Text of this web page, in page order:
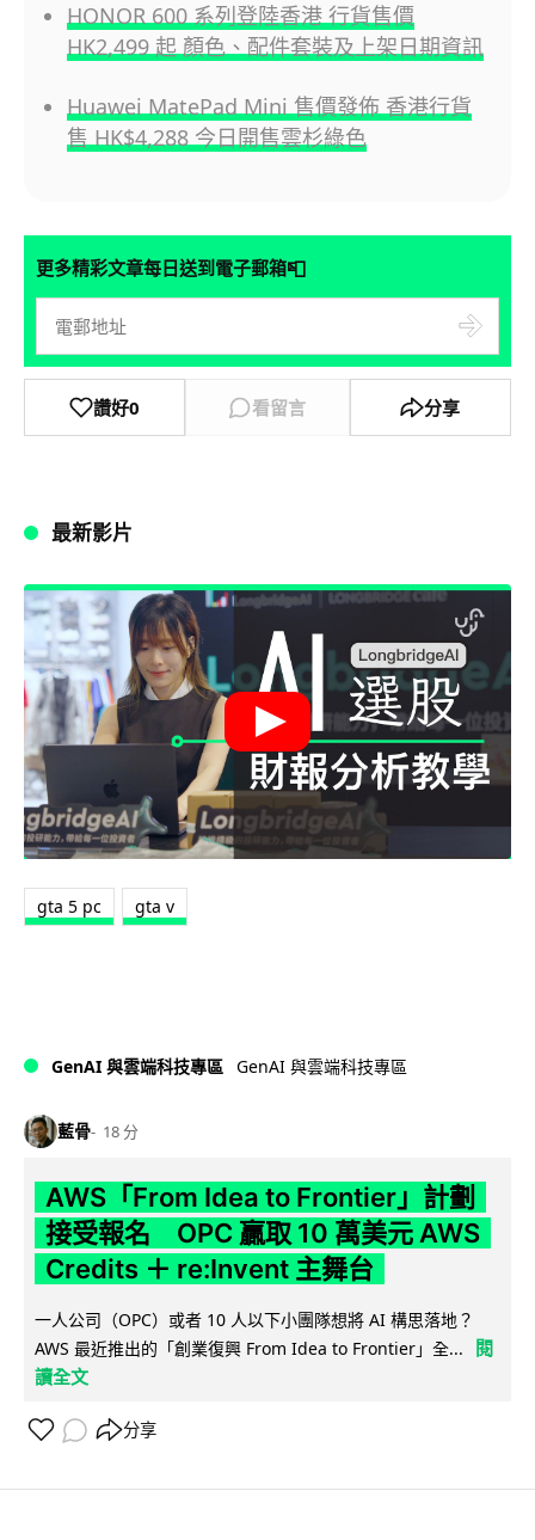
HONOR 600 系列登陸香港 行貨售價
HK2,499 起 顏色、配件套裝及上架日期資訊
Huawei MatePad Mini 售價發佈 香港行貨
售 HK$4,288 今日開售雲杉綠色
更多精彩文章每日送到電子郵箱📮
讚好0 看留言 分享
最新影片
gta 5 pc gta v
GenAI 與雲端科技專區 GenAI 與雲端科技專區
藍骨 18 分
AWS「From Idea to Frontier」計劃
接受報名 OPC 贏取 10 萬美元 AWS
Credits ＋ re:Invent 主舞台
一人公司（OPC）或者 10 人以下小團隊想將 AI 構思落地？
AWS 最近推出的「創業復興 From Idea to Frontier」全...
閱
讀全文
分享